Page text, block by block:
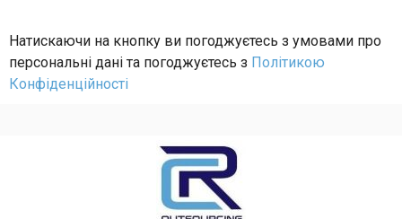
Натискаючи на кнопку ви погоджуєтесь з умовами про
персональні дані та погоджуєтесь з Політикою
Конфіденційності